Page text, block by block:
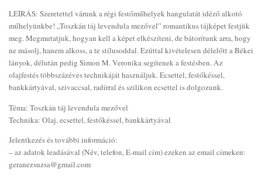
LEÍRÁS: Szeretettel várunk a régi festőműhelyek hangulatát idéző alkotó
műhelyünkbe! „Toszkán táj levendula mezővel” romantikus tájképet festjük
meg. Megmutatjuk, hogyan kell a képet elkészíteni, de bátorítunk arra, hogy
ne másolj, hanem alkoss, a te stílusoddal. Ezúttal kivételesen délelőtt a Békei
lányok, délután pedig Simon M. Veronika segítenek a festésben. Az
olajfestés többszázéves technikáját használjuk. Ecsettel, festőkéssel,
bankkártyával, szivaccsal, radírral és szilikon ecsettel is dolgozunk.
Téma: Toszkán táj levendula mezővel
Technika: Olaj, ecsettel, festőkéssel, bankkártyával
Jelentkezés és további információ:
– az adatok leadásával (Név, telefon, E-mail cím) ezeken az email címeken:
geranezsuzsa@gmail.com